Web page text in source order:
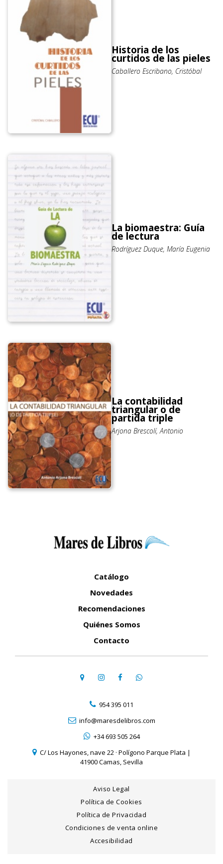
Historia de los
curtidos de las pieles
Caballero Escribano, Cristóbal
La biomaestra: Guía
de lectura
Rodríguez Duque, María Eugenia
La contabilidad
triangular o de
partida triple
Arjona Brescolí, Antonio
Catálogo
Novedades
Recomendaciones
Quiénes Somos
Contacto
954 395 011
info@maresdelibros.com
+34 693 505 264
C/ Los Hayones, nave 22 · Polígono Parque Plata |
41900 Camas, Sevilla
Aviso Legal
Política de Cookies
Política de Privacidad
Condiciones de venta online
Accesibilidad